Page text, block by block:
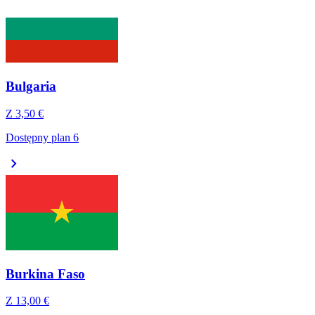
Bulgaria
Z 3,50 €
Dostępny plan 6
chevron_right
Burkina Faso
Z 13,00 €